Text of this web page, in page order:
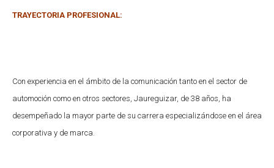
TRAYECTORIA PROFESIONAL:
Con experiencia en el ámbito de la comunicación tanto en el sector de
automoción como en otros sectores, Jaureguizar, de 38 años, ha
desempeñado la mayor parte de su carrera especializándose en el área
corporativa y de marca.